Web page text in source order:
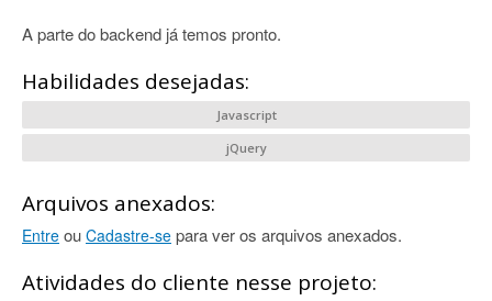
A parte do backend já temos pronto.
Habilidades desejadas:
Javascript
jQuery
Arquivos anexados:
Entre ou Cadastre-se para ver os arquivos anexados.
Atividades do cliente nesse projeto: